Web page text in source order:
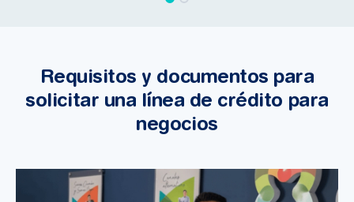
Requisitos y documentos para
solicitar una línea de crédito para
negocios